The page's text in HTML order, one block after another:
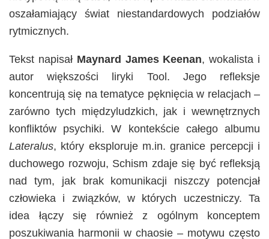
oszałamiający świat niestandardowych podziałów
rytmicznych.
Tekst napisał Maynard James Keenan, wokalista i
autor większości liryki Tool. Jego refleksje
koncentrują się na tematyce pęknięcia w relacjach –
zarówno tych międzyludzkich, jak i wewnętrznych
konfliktów psychiki. W kontekście całego albumu
Lateralus, który eksploruje m.in. granice percepcji i
duchowego rozwoju, Schism zdaje się być refleksją
nad tym, jak brak komunikacji niszczy potencjał
człowieka i związków, w których uczestniczy. Ta
idea łączy się również z ogólnym konceptem
poszukiwania harmonii w chaosie – motywu często